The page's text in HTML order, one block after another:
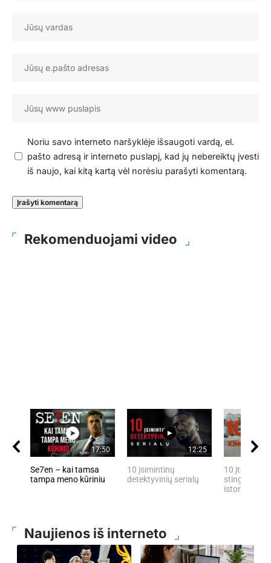
Noriu savo interneto naršyklėje išsaugoti vardą, el.
pašto adresą ir interneto puslapį, kad jų nebereiktų įvesti
iš naujo, kai kitą kartą vėl norėsiu parašyti komentarą.
Rekomenduojami video
17:50
Se7en – kai tamsa
tampa meno kūriniu
12:25
10 įsimintinų
detektyvinių serialų
10 įtemptų,
stingdančių
istorijų
Naujienos iš interneto